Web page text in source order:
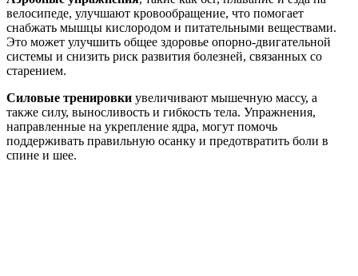
велосипеде, улучшают кровообращение, что помогает
снабжать мышцы кислородом и питательными веществами.
Это может улучшить общее здоровье опорно-двигательной
системы и снизить риск развития болезней, связанных со
старением.
Силовые тренировки увеличивают мышечную массу, а
также силу, выносливость и гибкость тела. Упражнения,
направленные на укрепление ядра, могут помочь
поддерживать правильную осанку и предотвратить боли в
спине и шее.